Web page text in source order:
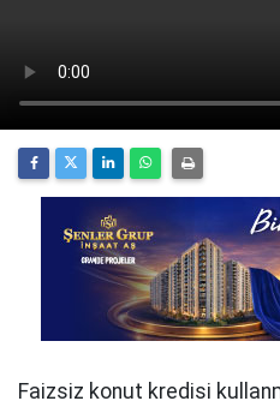
Faizsiz konut kredisi